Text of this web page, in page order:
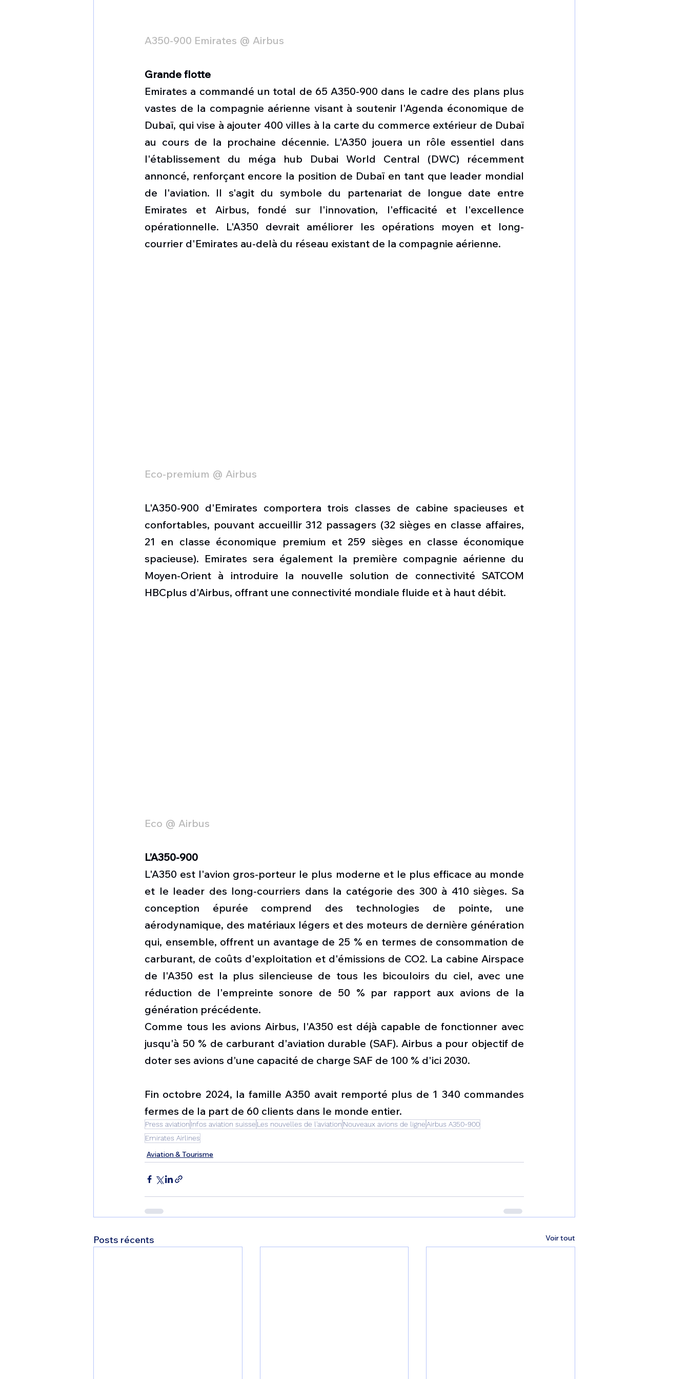
A350-900 Emirates @ Airbus
Grande flotte
Emirates a commandé un total de 65 A350-900 dans le cadre des plans plus
vastes de la compagnie aérienne visant à soutenir l'Agenda économique de
Dubaï, qui vise à ajouter 400 villes à la carte du commerce extérieur de Dubaï
au cours de la prochaine décennie. L'A350 jouera un rôle essentiel dans
l'établissement du méga hub Dubai World Central (DWC) récemment
annoncé, renforçant encore la position de Dubaï en tant que leader mondial
de l'aviation. Il s'agit du symbole du partenariat de longue date entre
Emirates et Airbus, fondé sur l'innovation, l'efficacité et l'excellence
opérationnelle. L'A350 devrait améliorer les opérations moyen et long-
courrier d'Emirates au-delà du réseau existant de la compagnie aérienne.
Eco-premium @ Airbus
L'A350-900 d'Emirates comportera trois classes de cabine spacieuses et
confortables, pouvant accueillir 312 passagers (32 sièges en classe affaires,
21 en classe économique premium et 259 sièges en classe économique
spacieuse). Emirates sera également la première compagnie aérienne du
Moyen-Orient à introduire la nouvelle solution de connectivité SATCOM
HBCplus d'Airbus, offrant une connectivité mondiale fluide et à haut débit.
Eco @ Airbus
L’A350-900
L'A350 est l'avion gros-porteur le plus moderne et le plus efficace au monde
et le leader des long-courriers dans la catégorie des 300 à 410 sièges. Sa
conception épurée comprend des technologies de pointe, une
aérodynamique, des matériaux légers et des moteurs de dernière génération
qui, ensemble, offrent un avantage de 25 % en termes de consommation de
carburant, de coûts d'exploitation et d'émissions de CO2. La cabine Airspace
de l'A350 est la plus silencieuse de tous les bicouloirs du ciel, avec une
réduction de l'empreinte sonore de 50 % par rapport aux avions de la
génération précédente.
Comme tous les avions Airbus, l'A350 est déjà capable de fonctionner avec
jusqu'à 50 % de carburant d'aviation durable (SAF). Airbus a pour objectif de
doter ses avions d'une capacité de charge SAF de 100 % d'ici 2030.
Fin octobre 2024, la famille A350 avait remporté plus de 1 340 commandes
fermes de la part de 60 clients dans le monde entier.
Press aviation Infos aviation suisse Les nouvelles de l'aviation Nouveaux avions de ligneAirbus A350-900
Emirates Airlines
Aviation & Tourisme
Posts récents Voir tout